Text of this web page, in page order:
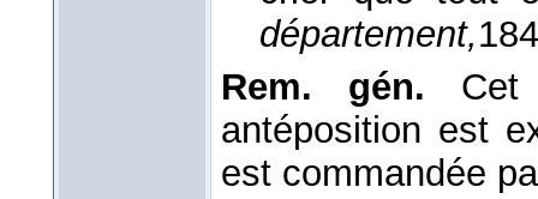
département,
Rem. gén. Cet
antéposition est
est commandée